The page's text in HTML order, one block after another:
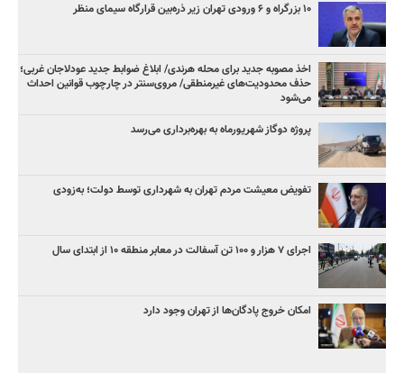
۱۰ بزرگراه و ۶ ورودی تهران زیر ذره‌بین قرارگاه سیمای منظر
اخذ مصوبه جدید برای محله هرندی/ ابلاغ ضوابط جدید عودلاجان غربی؛
حذف محدودیت‌های غیرمنطقی/ مروی‌سنتر در چارچوب قوانین احداث
می‌شود
پروژه دوگاز شهریورماه به بهره‌برداری می‌رسد
تفویض معیشت مردم تهران به شهرداری توسط دولت؛ به‌زودی
اجرای ۷ هزار و ۱۰۰ تن آسفالت در معابر منطقه ۱۰ از ابتدای سال
امکان خروج پادگان‌ها از تهران وجود دارد